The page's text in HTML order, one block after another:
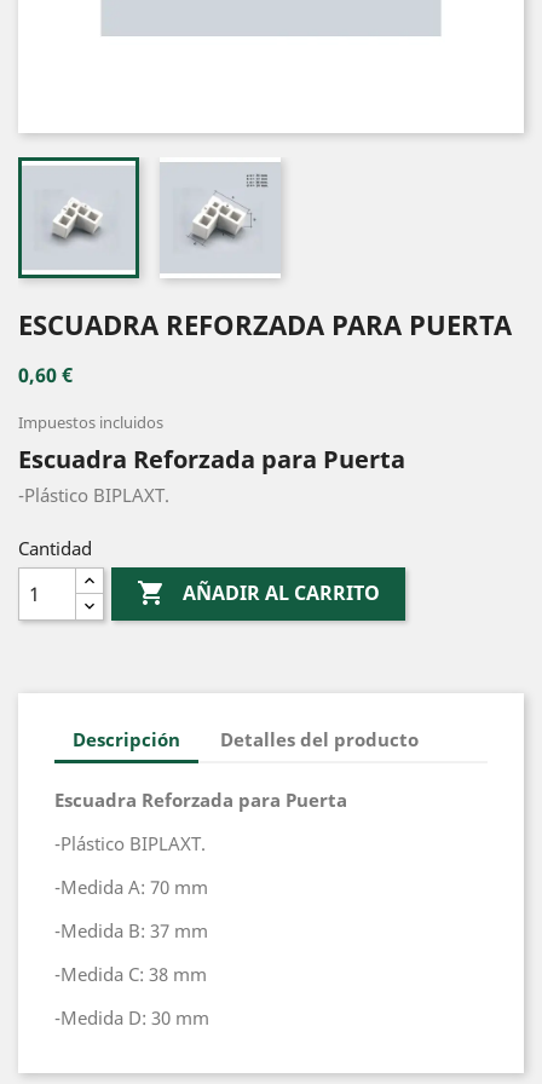
ESCUADRA REFORZADA PARA PUERTA
0,60 €
Impuestos incluidos
Escuadra Reforzada para Puerta
-Plástico BIPLAXT.
Cantidad
 AÑADIR AL CARRITO
Descripción Detalles del producto
Escuadra Reforzada para Puerta
-Plástico BIPLAXT.
-Medida A: 70 mm
-Medida B: 37 mm
-Medida C: 38 mm
-Medida D: 30 mm